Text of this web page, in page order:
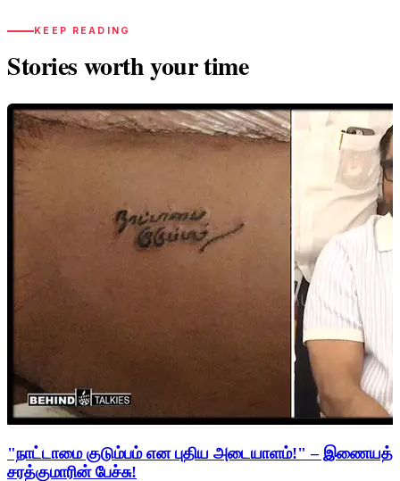
KEEP READING
Stories worth your time
"நாட்டாமை குடும்பம் என புதிய அடையாளம்!" –
சரத்குமாரின் பேச்சு!